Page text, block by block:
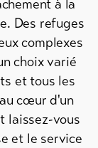
à la
Des refuges
complexes
choix varié
et tous les
cœur d'un
laissez-vous
et le service